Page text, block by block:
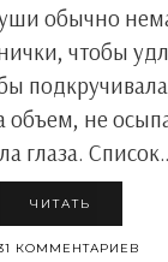
обычно
чтобы
объем, не
глаза.
ЧИТАТЬ
КОММЕНТАРИЕВ